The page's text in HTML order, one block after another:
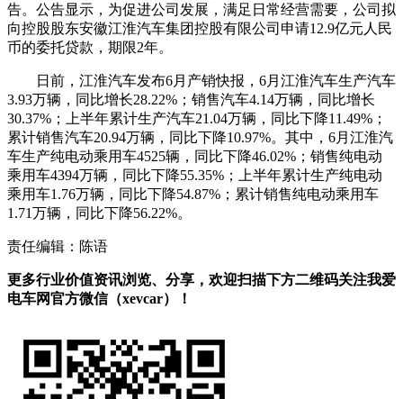
告。公告显示，为促进公司发展，满足日常经营需要，公司拟
向控股股东安徽江淮汽车集团控股有限公司申请12.9亿元人民
币的委托贷款，期限2年。
日前，江淮汽车发布6月产销快报，6月江淮汽车生产汽车
3.93万辆，同比增长28.22%；销售汽车4.14万辆，同比增长
30.37%；上半年累计生产汽车21.04万辆，同比下降11.49%；
累计销售汽车20.94万辆，同比下降10.97%。其中，6月江淮汽
车生产纯电动乘用车4525辆，同比下降46.02%；销售纯电动
乘用车4394万辆，同比下降55.35%；上半年累计生产纯电动
乘用车1.76万辆，同比下降54.87%；累计销售纯电动乘用车
1.71万辆，同比下降56.22%。
责任编辑：陈语
更多行业价值资讯浏览、分享，欢迎扫描下方二维码关注我爱
电车网官方微信（xevcar）！